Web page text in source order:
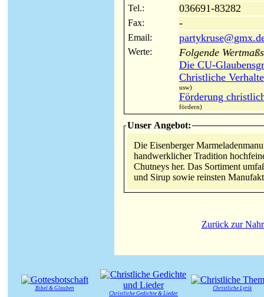
Tel.: 036691-83282
Fax: -
Email:
Werte:
Folgende
Die CU-
Christliche
usw)
Förderung
fördern)
Unser Angebot:
Die Eisenberger
handwerklicher Tradition
Chutneys her. Das Sortiment
und Sirup sowie reinsten
Zurück zur
Bibel & Glauben
Christliche Gedichte & Lieder
Christliche Lyrik